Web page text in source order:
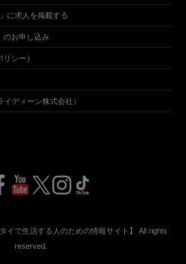
に求人を掲載する
のお申し込み
シー）
ディーン株式会社）
イで生活する人のための情報サイト】
All rights
reserved.